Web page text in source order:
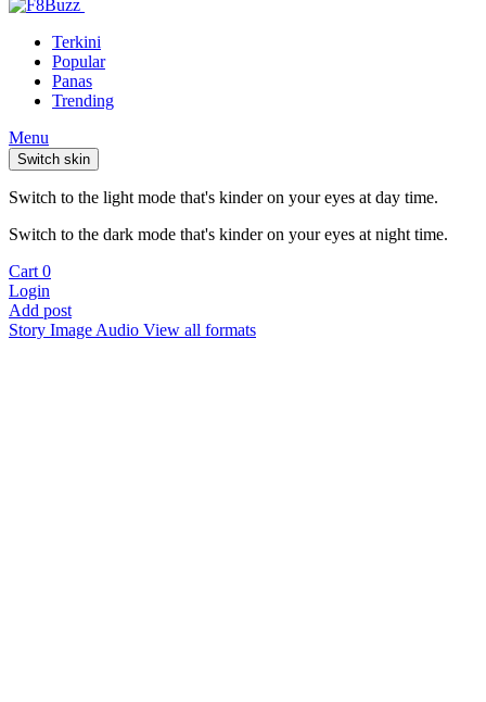
Terkini
Popular
Panas
Trending
Menu
Switch skin
Switch to the light mode that's kinder on your eyes at day time.
Switch to the dark mode that's kinder on your eyes at night time.
Cart 0
Login
Add post
Story Image Audio View all formats